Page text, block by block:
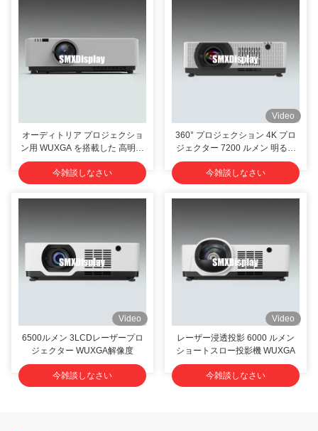
オーディトリア プロジェクショ
ン用 WUXGA を搭載した 高明る
さ 8500 ルメン DLP レーザー プ
ロジェクター
今雑談しなさい
Video
360° プロジェクション 4K プロ
ジェクター 7200 ルメン 明るさ
大画面エンターテインメント
今雑談しなさい
Video
6500ルメン 3LCDレーザープロ
ジェクター WUXGA解像度
今雑談しなさい
Video
レーザー浸透投影 6000 ルメン
ショートスロー投影機 WUXGA
今雑談しなさい